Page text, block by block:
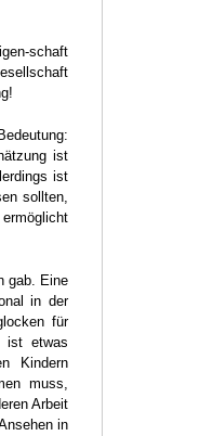
schaft
ist
ist
sollten,
gab. Eine
in der
für
ist etwas
Kindern
muss,
Arbeit
in